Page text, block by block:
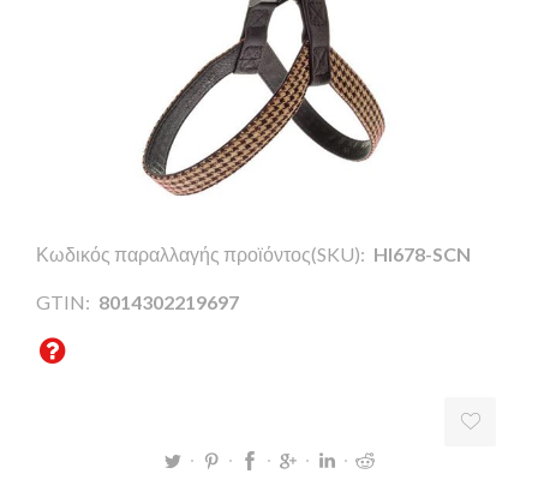
Κωδικός παραλλαγής προϊόντος(SKU): HI678-SCN
GTIN: 8014302219697